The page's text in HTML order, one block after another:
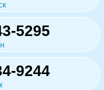
5295
9244